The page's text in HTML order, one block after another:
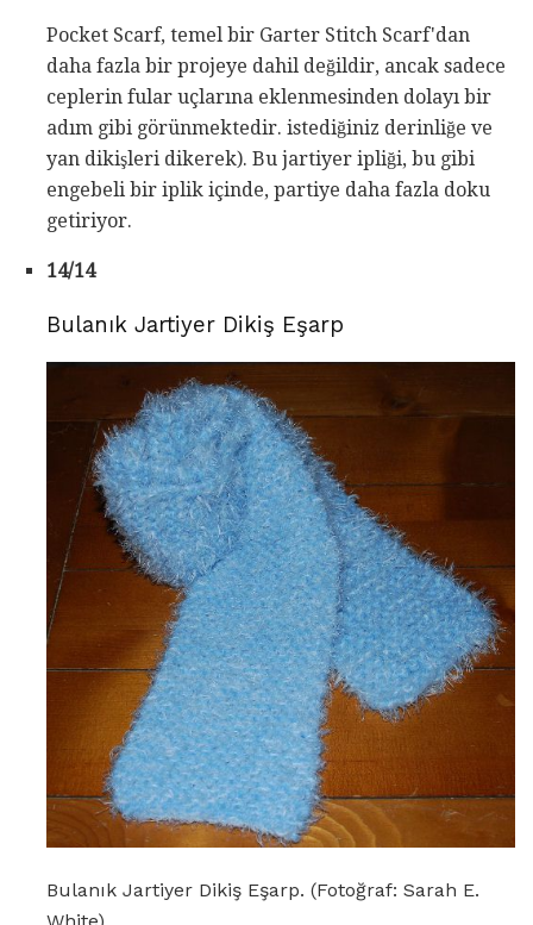
Pocket Scarf, temel bir Garter Stitch Scarf'dan
daha fazla bir projeye dahil değildir, ancak sadece
ceplerin fular uçlarına eklenmesinden dolayı bir
adım gibi görünmektedir. istediğiniz derinliğe ve
yan dikişleri dikerek). Bu jartiyer ipliği, bu gibi
engebeli bir iplik içinde, partiye daha fazla doku
getiriyor.
14/14
Bulanık Jartiyer Dikiş Eşarp
Bulanık Jartiyer Dikiş Eşarp. (Fotoğraf: Sarah E.